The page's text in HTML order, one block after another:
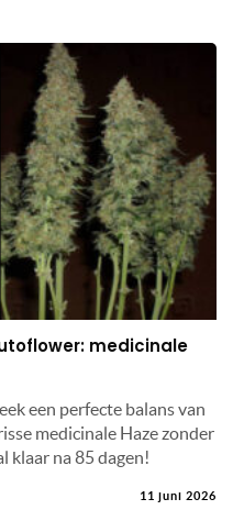
medicinale
een perfecte balans van
medicinale Haze zonder
klaar na 85 dagen!
11 juni 2026